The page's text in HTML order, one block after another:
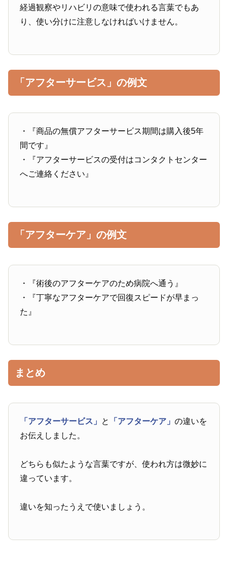
経過観察やリハビリの意味で使われる言葉でもあ
り、使い分けに注意しなければいけません。
「アフターサービス」の例文
・『商品の無償アフターサービス期間は購入後5年
間です』
・『アフターサービスの受付はコンタクトセンター
へご連絡ください』
「アフターケア」の例文
・『術後のアフターケアのため病院へ通う』
・『丁寧なアフターケアで回復スピードが早まっ
た』
まとめ
「アフターサービス」 と 「アフターケア」の違いを
お伝えしました。
どちらも似たような言葉ですが、使われ方は微妙に
違っています。
違いを知ったうえで使いましょう。